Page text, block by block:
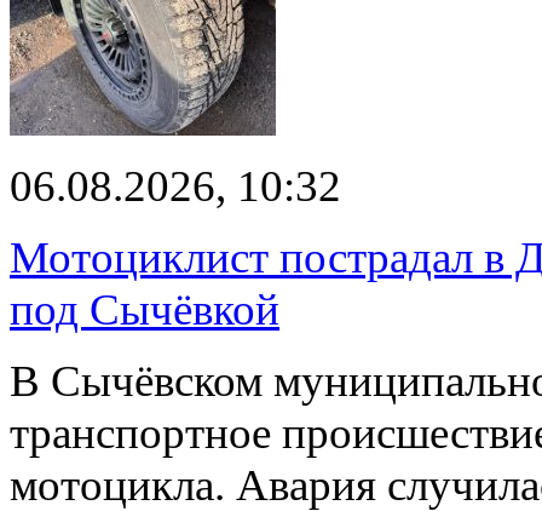
06.08.2026, 10:32
Мотоциклист пострадал в
под Сычёвкой
В Сычёвском
транспортное
мотоцикла. Авария